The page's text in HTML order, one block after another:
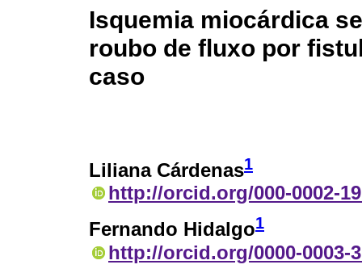
Isquemia miocárdica
roubo de fluxo por
caso
Liliana Cárdenas1
http://orcid.org/000-0002-
Fernando Hidalgo1
http://orcid.org/0000-0003-